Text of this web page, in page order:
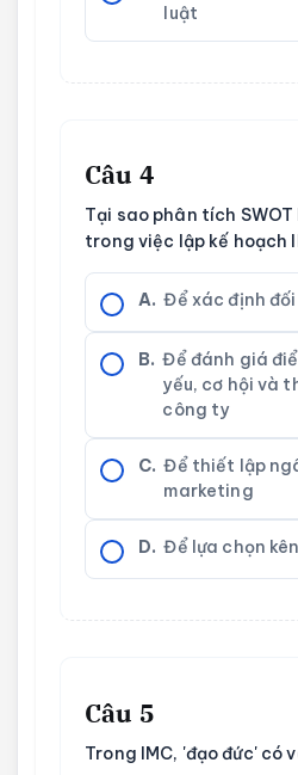
luật
Câu 4
Tại sao phân tích
trong việc lập kế hoạch
A. Để xác định
B. Để đánh giá
yếu, cơ hội và
công ty
C. Để thiết lập
marketing
D. Để lựa chọn
Câu 5
Trong IMC, 'đạo đức' có